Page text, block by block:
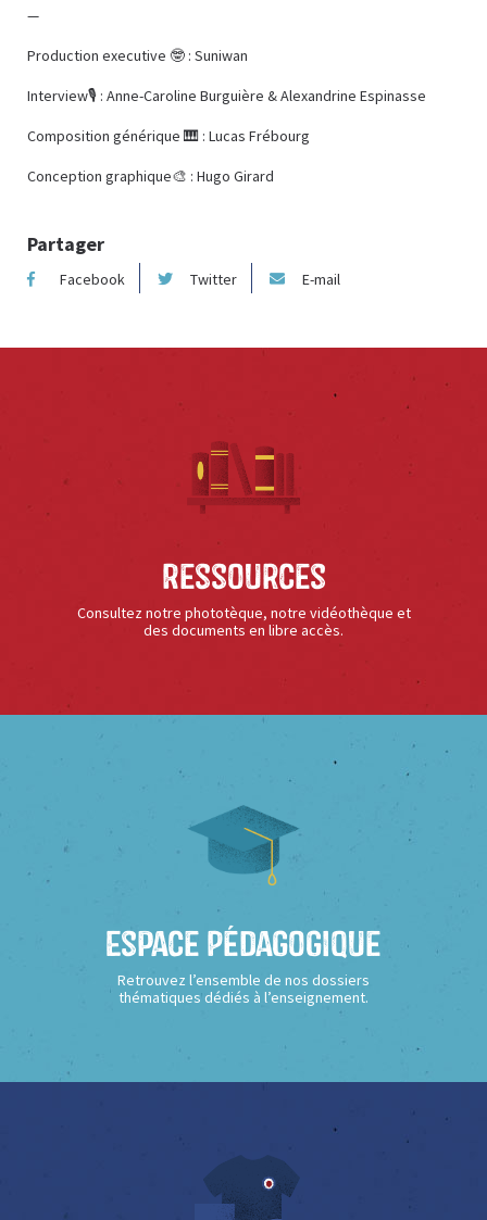
—
Production executive 🤓 : Suniwan
Interview🎙️ : Anne-Caroline Burguière & Alexandrine Espinasse
Composition générique 🎹 : Lucas Frébourg
Conception graphique🎨 : Hugo Girard
Partager
Facebook Twitter E-mail
Ressources
Consultez notre phototèque, notre vidéothèque et
des documents en libre accès.
Espace Pédagogique
Retrouvez l’ensemble de nos dossiers
thématiques dédiés à l’enseignement.